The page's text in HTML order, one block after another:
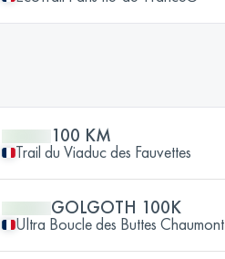
100 KM
Trail du Viaduc des Fauvettes
GOLGOTH 100K
Ultra Boucle des Buttes Chaumont